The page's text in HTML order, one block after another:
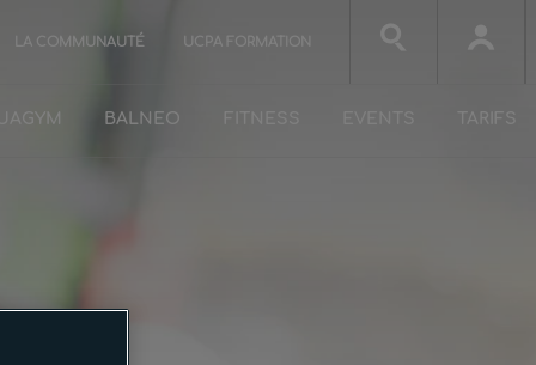
LA COMMUNAUTÉ UCPA FORMATION
BALNEO